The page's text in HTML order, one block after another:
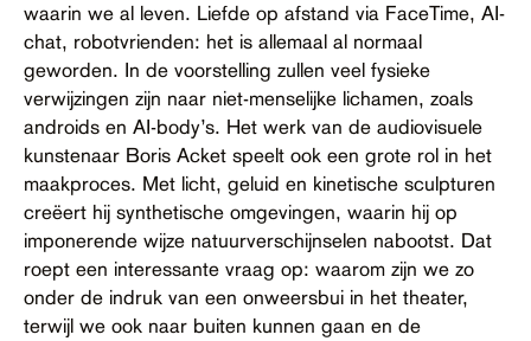
waarin we al leven. Liefde op afstand via FaceTime, AI-
chat, robotvrienden: het is allemaal al normaal
geworden. In de voorstelling zullen veel fysieke
verwijzingen zijn naar niet-menselijke lichamen, zoals
androids en AI-body’s. Het werk van de audiovisuele
kunstenaar Boris Acket speelt ook een grote rol in het
maakproces. Met licht, geluid en kinetische sculpturen
creëert hij synthetische omgevingen, waarin hij op
imponerende wijze natuurverschijnselen nabootst. Dat
roept een interessante vraag op: waarom zijn we zo
onder de indruk van een onweersbui in het theater,
terwijl we ook naar buiten kunnen gaan en de